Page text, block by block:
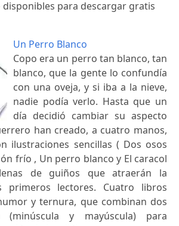
para descargar gratis
Un Perro Blanco
Copo era un perro tan blanco, tan
blanco, que la gente lo confundía
con una oveja, y si iba a la nieve,
nadie podía verlo. Hasta que un
día decidió cambiar su aspecto
han creado, a cuatro manos,
ilustraciones sencillas ( Dos osos
frío , Un perro blanco y El caracol
de guiños que atraerán la
primeros lectores. Cuatro libros
y ternura, que combinan dos
y mayúscula) para